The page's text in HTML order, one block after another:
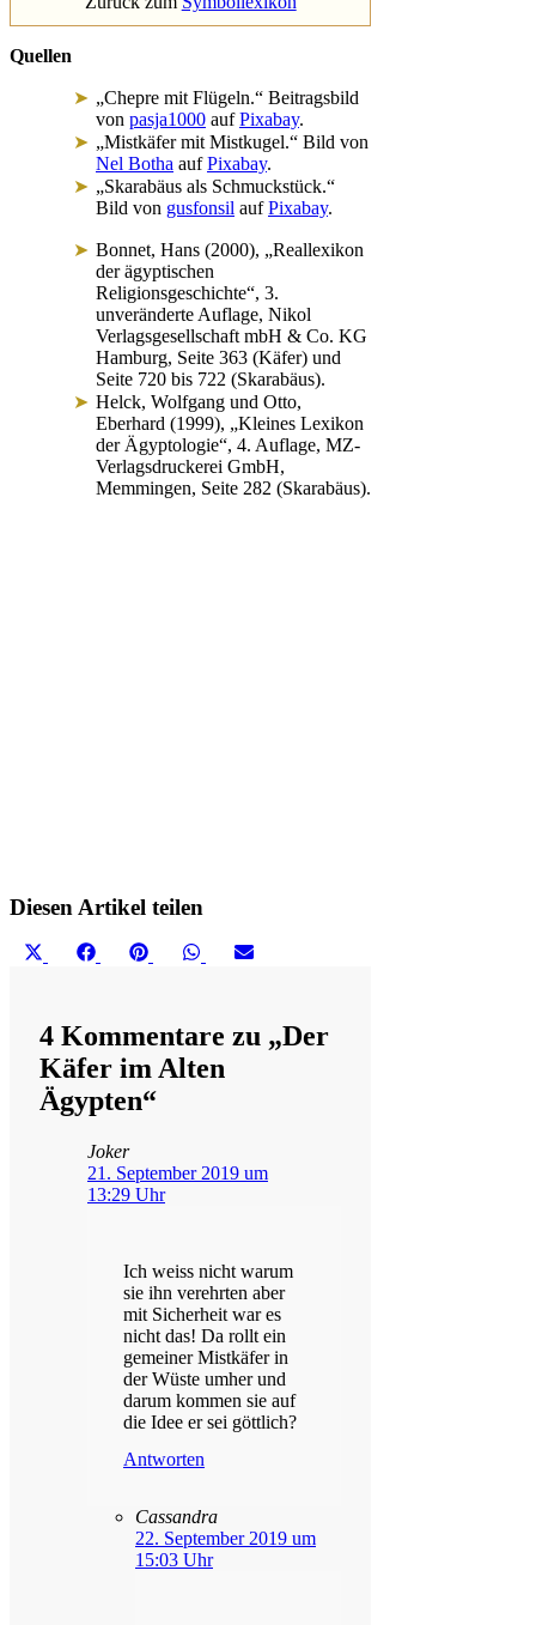
Quellen
„Chepre mit Flügeln.“ Beitragsbild
von pasja1000 aufPixabay.
„Mistkäfer mit Mistkugel.“ Bild von
Nel Botha aufPixabay.
„Skarabäus als Schmuckstück.“
Bild von gusfonsil aufPixabay.
Bonnet, Hans (2000), „Reallexikon
der ägyptischen
Religionsgeschichte“, 3.
unveränderte Auflage, Nikol
Verlagsgesellschaft mbH & Co. KG
Hamburg, Seite 363 (Käfer) und
Seite 720 bis 722 (Skarabäus).
Helck, Wolfgang und Otto,
Eberhard (1999), „Kleines Lexikon
der Ägyptologie“, 4. Auflage, MZ-
Verlagsdruckerei GmbH,
Memmingen, Seite 282 (Skarabäus).
Diesen Artikel teilen
Share
Share
FacebookShare
Pinterest Share
WhatsApp
Share
4 Kommentare zu „Der
Käfer im Alten
Ägypten“
Joker
21. September 2019 um
13:29 Uhr
Ich weiss nicht warum
sie ihn verehrten aber
mit Sicherheit war es
nicht das! Da rollt ein
gemeiner Mistkäfer in
der Wüste umher und
darum kommen sie auf
die Idee er sei göttlich?
Antworten
Cassandra
22. September 2019 um
15:03 Uhr